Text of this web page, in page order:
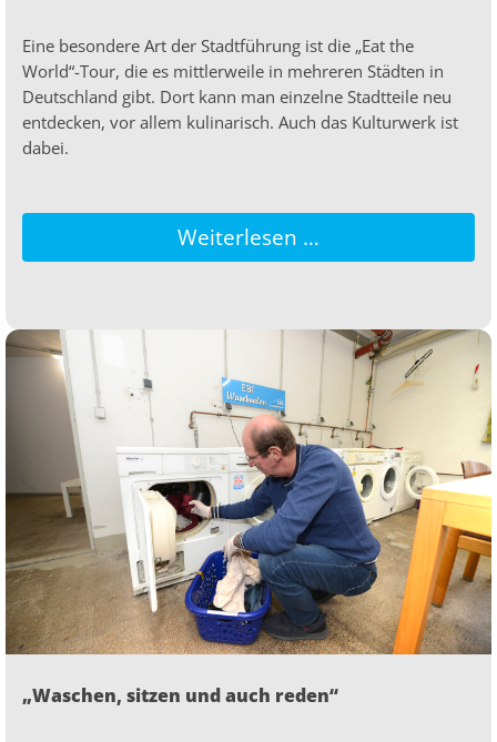
Eine besondere Art der Stadtführung ist die „Eat the
World“-Tour, die es mittlerweile in mehreren Städten in
Deutschland gibt. Dort kann man einzelne Stadtteile neu
entdecken, vor allem kulinarisch. Auch das Kulturwerk ist
dabei.
Weiterlesen …
„Waschen, sitzen und auch reden“